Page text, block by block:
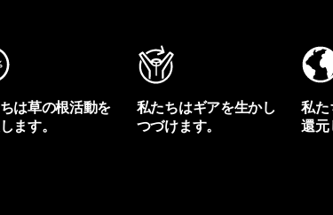
は草の根活動を
ます。
私たちはギアを生かし
つづけます。
私た
還元